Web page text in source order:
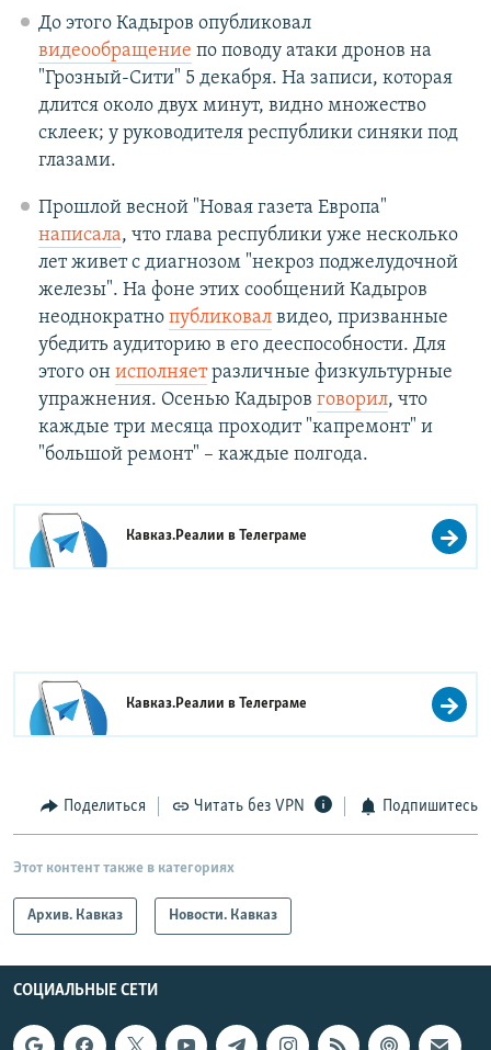
До этого Кадыров опубликовал
видеообращение по поводу атаки дронов на
"Грозный-Сити" 5 декабря. На записи, которая
длится около двух минут, видно множество
склеек; у руководителя республики синяки под
глазами.
Прошлой весной "Новая газета Европа"
написала, что глава республики уже несколько
лет живет с диагнозом "некроз поджелудочной
железы". На фоне этих сообщений Кадыров
неоднократно публиковалвидео, призванные
убедить аудиторию в его дееспособности. Для
этого он исполняетразличные физкультурные
упражнения. Осенью Кадыров говорил, что
каждые три месяца проходит "капремонт" и
"большой ремонт" – каждые полгода.
Кавказ.Реалии вТелеграме
Кавказ.Реалии вТелеграме
Поделиться Читать без VPN Подпишитесь
Этот контент также в категориях
Архив. Кавказ Новости. Кавказ
СОЦИАЛЬНЫЕ СЕТИ